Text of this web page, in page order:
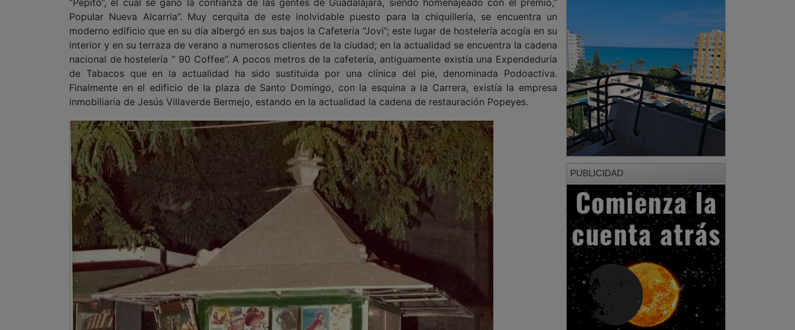
nacional de hostelería “ 90 Coffee”. A pocos metros de la cafetería, antiguamente existía una Expendeduría
de Tabacos que en la actualidad ha sido sustituida por una clínica del pie, denominada Podoactiva.
Finalmente en el edificio de la plaza de Santo Domingo, con la esquina a la Carrera, existía la empresa
inmobiliaria de Jesús Villaverde Bermejo, estando en la actualidad la cadena de restauración Popeyes.
PUBLICIDAD
PUBLICIDAD